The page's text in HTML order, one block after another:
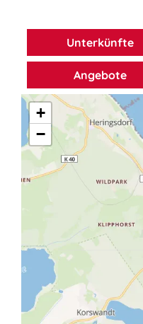
Karte
Unterkünfte
Angebote
+
−